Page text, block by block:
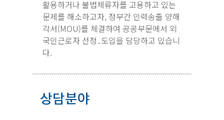
활용하거나 불법체류자를 고용하고 있는
문제를 해소하고자, 정부간 인력송출 양해
각서(MOU)를 체결하여 공공부문에서 외
국인근로자 선정․도입을 담당하고 있습니
다.
상담분야